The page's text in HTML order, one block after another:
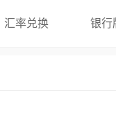
汇率兑换 银行